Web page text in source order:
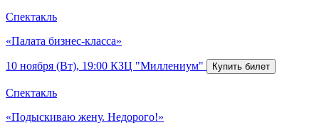
Спектакль
«Палата бизнес-класса»
10 ноября (Вт), 19:00 КЗЦ "Миллениум"
Спектакль
«Подыскиваю жену. Недорого!»